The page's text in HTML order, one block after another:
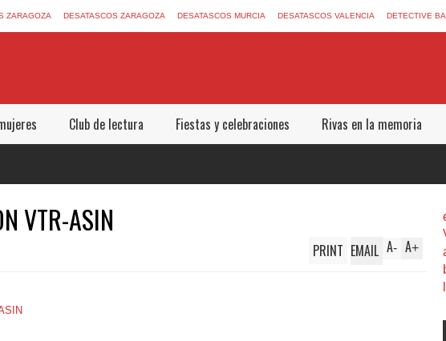
ZARAGOZA DESATASCOS ZARAGOZA DESATASCOS MURCIA DESATASCOS VALENCIA DETECTIVE
Club de lectura Fiestas y celebraciones Rivas en la memoria
A+
A-
PRINT EMAIL